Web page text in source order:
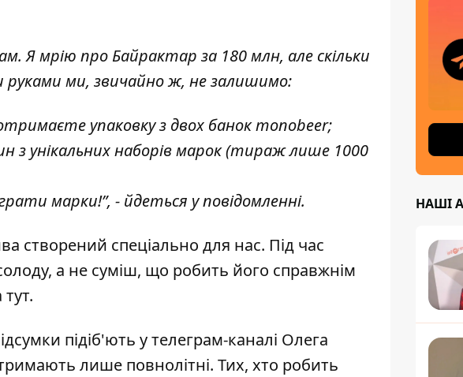
Я мрію про Байрактар ​​за 180 млн, але скільки
руками ми, звичайно ж, не залишимо:
упаковку з двох банок monobeer;
з унікальних наборів марок (тираж лише 1000
марки!”, - йдеться у повідомленні.
створений спеціально для нас. Під час
а не суміш, що робить його справжнім
.
підіб'ють у телеграм-каналі Олега
лише повнолітні. Тих, хто робить
НАШІ